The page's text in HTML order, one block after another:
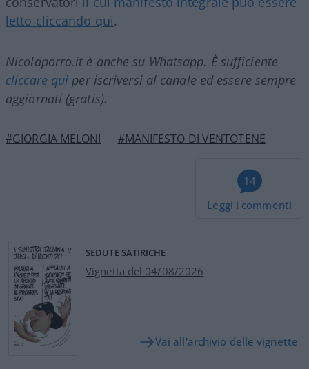
letto cliccando qui.
Nicolaporro.it è anche su Whatsapp. È sufficiente
cliccare qui per iscriversi al canale ed essere sempre
aggiornati (gratis).
#GIORGIA MELONI #MANIFESTO DI VENTOTENE
14
Leggi i commenti
SEDUTE SATIRICHE
Vignetta del 04/08/2026
Vai all'archivio delle vignette